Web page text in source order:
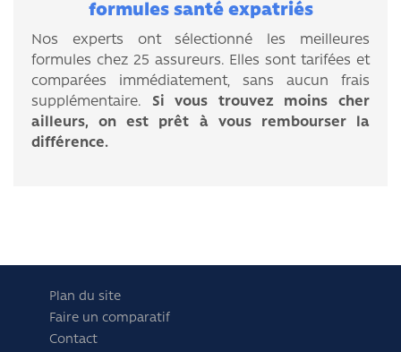
formules santé expatriés
Nos experts ont sélectionné les meilleures
formules chez 25 assureurs. Elles sont tarifées et
comparées immédiatement, sans aucun frais
supplémentaire. Si vous trouvez moins cher
ailleurs, on est prêt à vous rembourser la
différence.
Plan du site
Faire un comparatif
Contact